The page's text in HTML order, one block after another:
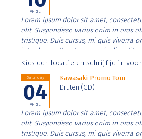
APRIL
Lorem ipsum dolor sit amet,
elit. Suspendisse varius enim in eros
tristique. Duis cursus, mi quis viverra
interdum nulla, ut commodo diam
Aenean faucibus nibh et justo cursus
Kies een locatie en schrijf je in
Saturday
04
APRIL
Kawasaki Promo Tour
Druten (GD)
Lorem ipsum dolor sit amet,
elit. Suspendisse varius enim in eros
tristique. Duis cursus, mi quis viverra